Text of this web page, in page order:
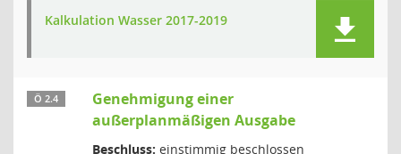
Kalkulation Wasser 2017-2019
Ö 2.4
Genehmigung einer
außerplanmäßigen Ausgabe
Beschluss: einstimmig beschlossen